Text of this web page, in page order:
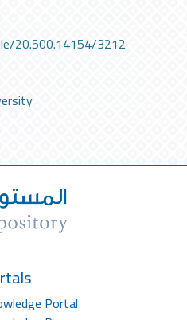
20.500.14154/3212
Portal